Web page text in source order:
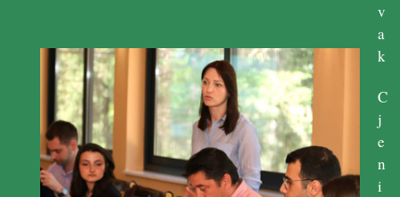
v
a
k
C
j
e
n
i